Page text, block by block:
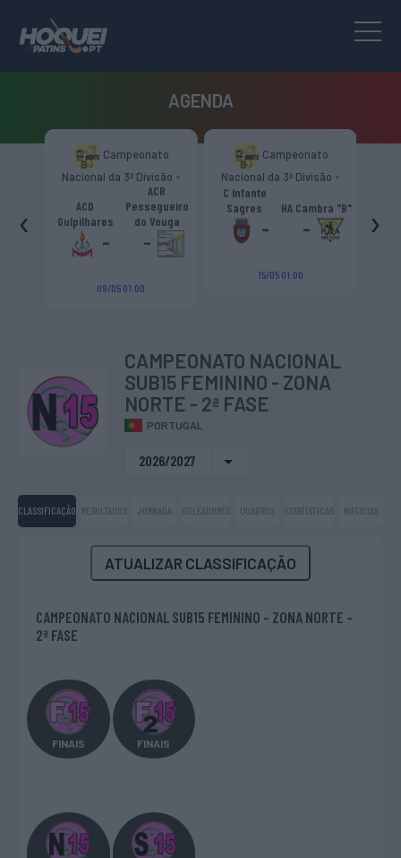
AGENDA
"B"
Campeonato
Nacional da 3ª Divisão -
Zona Norte “B”
ACD
Gulpilhares
-
ACR
Pessegueiro
do Vouga
-
09/05 01:00
Campeonato
Nacional da 3ª Divisão -
Zona Norte “B”
C Infante
Sagres
-
HA Cambra "B"
-
15/05 01:00
‹ ›
CAMPEONATO NACIONAL
SUB15 FEMININO - ZONA
NORTE - 2ª FASE
PORTUGAL
2026/2027
CLASSIFICAÇÃO RESULTADOS JORNADA GOLEADORES QUADROS ESTATÍSTICAS NOTICIAS
ATUALIZAR CLASSIFICAÇÃO
CAMPEONATO NACIONAL SUB15 FEMININO - ZONA NORTE -
2ª FASE
FINAIS FINAIS